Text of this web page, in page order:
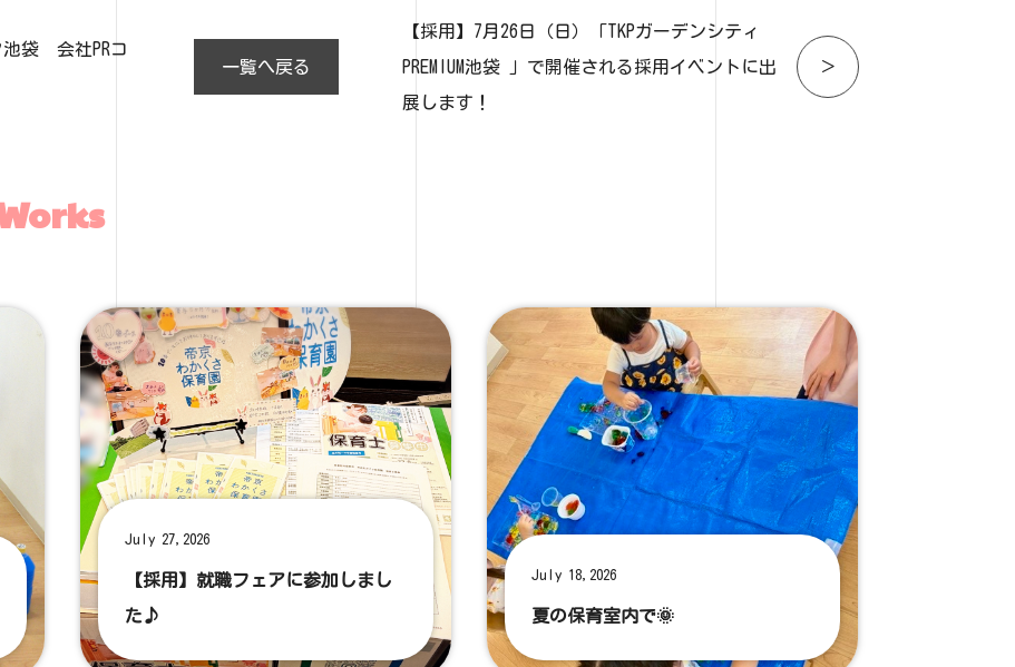
袋 会社PRコ
一覧へ戻る
【採用】7月26日（日）「TKPガーデンシティ
PREMIUM池袋 」で開催される採用イベントに出
展します！
＞
July 27,2026
【採用】就職フェアに参加しまし
た♪
July 18,2026
夏の保育室内で🌞